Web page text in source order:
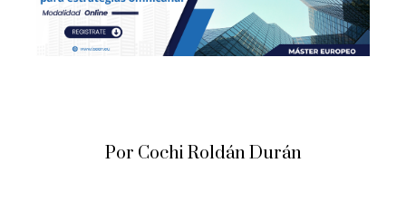
Por Cochi Roldán Durán